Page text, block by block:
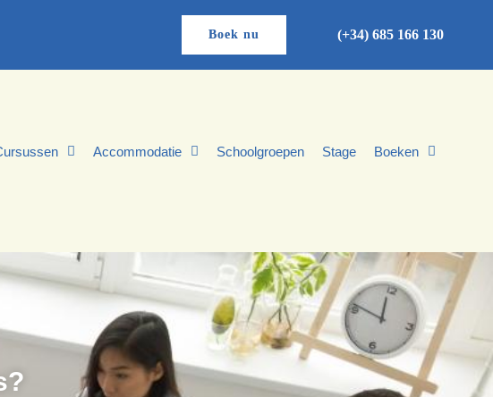
Boek nu (+34) 685 166 130
Accommodatie Schoolgroepen Stage Boeken